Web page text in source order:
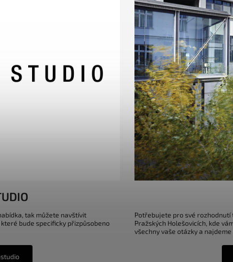
tak můžete navštívit
bude specificky přizpůsobeno
Potřebujete pro své
Pražských Holešovicích, kde
všechny vaše otázky a